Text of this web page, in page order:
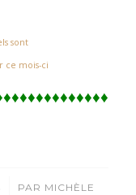
sont
ce mois-ci
PAR MICHÈLE